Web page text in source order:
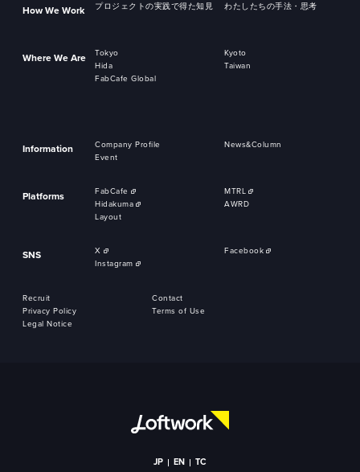
How We Work プロジェクトの実践で得た知見 わたしたちの手法・思考
Where We Are Tokyo
Kyoto
Hida
Taiwan
FabCafe Global
Information Company Profile
News&Column
Event
Platforms FabCafe
MTRL
Hidakuma
AWRD
Layout
SNS X
Facebook
Instagram
Recruit
Contact
Privacy Policy
Terms of Use
Legal Notice
JP EN TC